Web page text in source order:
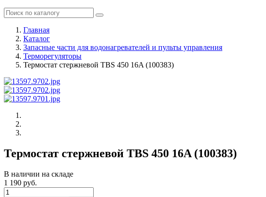
Главная
Каталог
Запасные части для водонагревателей и пульты управления
Терморегуляторы
Термостат стержневой TBS 450 16A (100383)
Термостат стержневой TBS 450 16A (100383)
В наличии на складе
1 190 руб.